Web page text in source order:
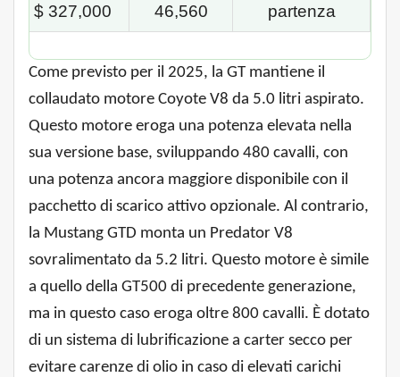
partenza
46,560
di $ 327,000
Come previsto per il 2025, la GT mantiene il
collaudato motore Coyote V8 da 5.0 litri aspirato.
Questo motore eroga una potenza elevata nella
sua versione base, sviluppando 480 cavalli, con
una potenza ancora maggiore disponibile con il
pacchetto di scarico attivo opzionale. Al contrario,
la Mustang GTD monta un Predator V8
sovralimentato da 5.2 litri. Questo motore è simile
a quello della GT500 di precedente generazione,
ma in questo caso eroga oltre 800 cavalli. È dotato
di un sistema di lubrificazione a carter secco per
evitare carenze di olio in caso di elevati carichi